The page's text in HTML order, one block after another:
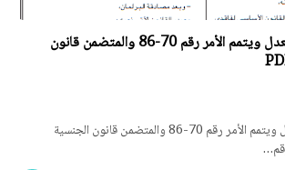
قانون رقم 26-01 يعدل ويتمم الأمر رقم 70-86 والمتضمن قانون
قانون رقم 26-01 يعدل ويتمم الأمر رقم 70-86 والمتضمن قانون الجنسية